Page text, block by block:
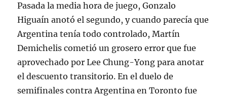
Pasada la media hora de juego, Gonzalo
Higuaín anotó el segundo, y cuando parecía que
Argentina tenía todo controlado, Martín
Demichelis cometió un grosero error que fue
aprovechado por Lee Chung-Yong para anotar
el descuento transitorio. En el duelo de
semifinales contra Argentina en Toronto fue